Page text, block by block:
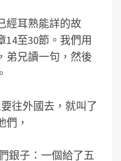
經耳熟能詳的故
14至30節。我們用
弟兄讀一句，然後
往外國去，就叫了
們，
銀子：一個給了五